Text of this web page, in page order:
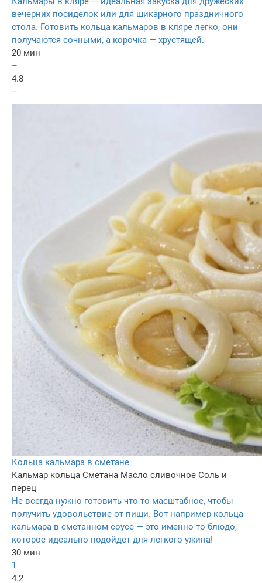
вечерних посиделок или для шикарного праздничного
стола. Готовить кольца кальмаров в кляре легко, они
получаются сочными, а корочка — хрустящей.
20 мин
–
4.8
–
Кольца кальмара в сметане
Кальмар кольца Сметана Масло сливочное Соль и
перец
Не всегда нужно готовить что-то масштабное, чтобы
получить удовольствие от пищи. Вот например кольца
кальмара в сметанном соусе — это именно то блюдо,
которое идеально подойдет для легкого ужина!
30 мин
1
4.2